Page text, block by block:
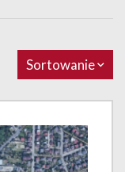
Sortowanie